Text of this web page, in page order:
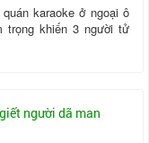
karaoke ở ngoại ô
trọng khiến 3 người tử
người dã man